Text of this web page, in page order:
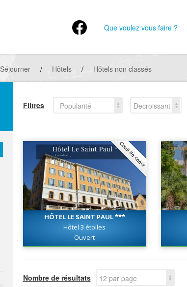
Que voulez vous faire ?
Séjourner / Hôtels / Hôtels non classés
Filtres Popularité
Decroissant
Coup de coeur
HÔTEL LE SAINT PAUL ***
Hôtel 3 étoiles
Ouvert
Nombre de résultats 12 par page